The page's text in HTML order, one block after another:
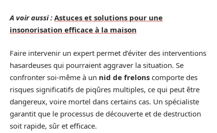
A voir aussi : Astuces et solutions pour une
insonorisation efficace à la maison
Faire intervenir un expert permet d’éviter des interventions
hasardeuses qui pourraient aggraver la situation. Se
confronter soi-même à un nid de frelons comporte des
risques significatifs de piqûres multiples, ce qui peut être
dangereux, voire mortel dans certains cas. Un spécialiste
garantit que le processus de découverte et de destruction
soit rapide, sûr et efficace.